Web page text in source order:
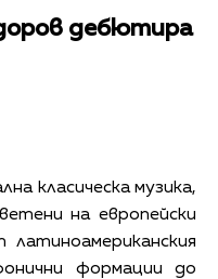
дебютира
класическа музика,
на европейски
формации до